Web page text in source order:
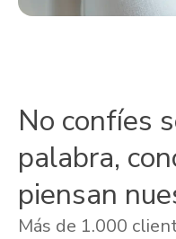
No confíes
palabra,
piensan
Más de 1.000